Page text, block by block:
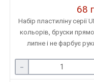
68
Набір пластиліну серії
кольорів, бруски
липне і не фарбує
-